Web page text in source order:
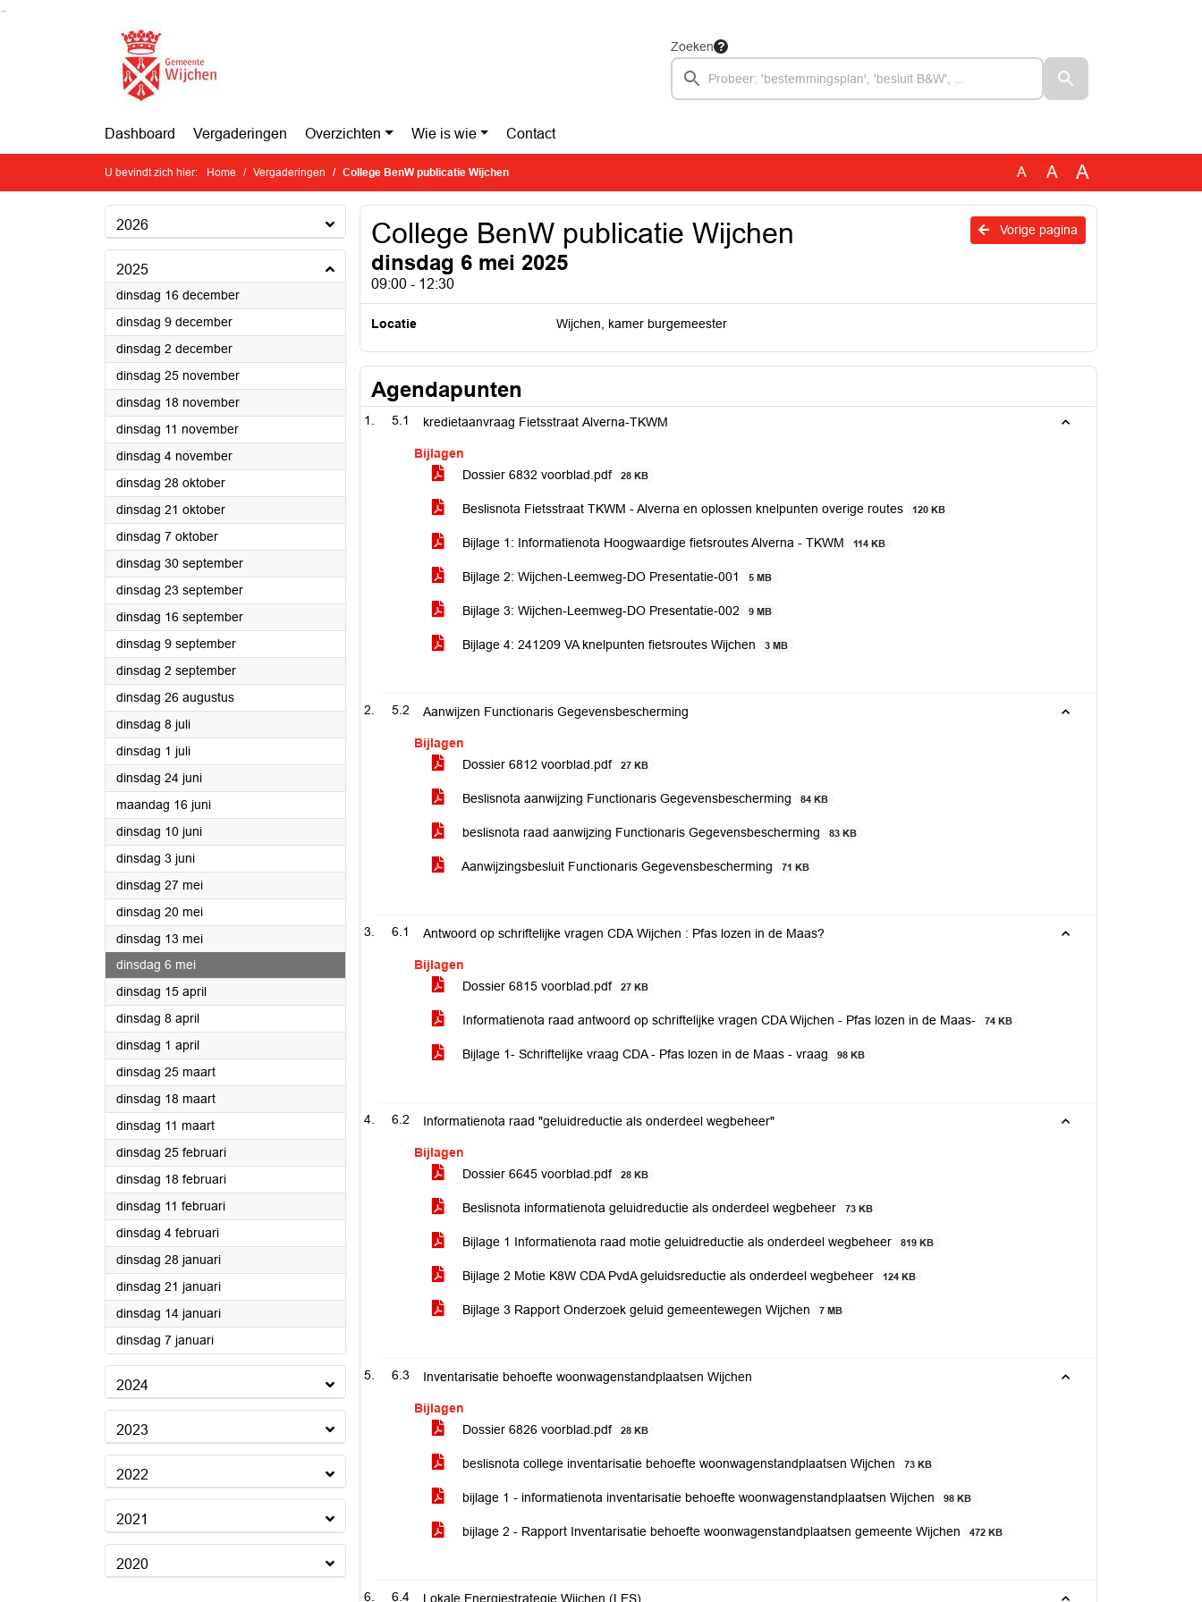
Ga naar de inhoud van deze pagina
Zoeken
Dashboard Vergaderingen Overzichten Wie is wie Contact
U bevindt zich hier: Home Vergaderingen College BenW publicatie Wijchen A A A
2026
2025
dinsdag 16 december2025
dinsdag 9 december2025
dinsdag 2 december2025
dinsdag 25 november2025
dinsdag 18 november2025
dinsdag 11 november2025
dinsdag 4 november2025
dinsdag 28 oktober2025
dinsdag 21 oktober2025
dinsdag 7 oktober2025
dinsdag 30 september2025
dinsdag 23 september2025
dinsdag 16 september2025
dinsdag 9 september2025
dinsdag 2 september2025
dinsdag 26 augustus2025
dinsdag 8 juli2025
dinsdag 1 juli2025
dinsdag 24 juni2025
maandag 16 juni2025
dinsdag 10 juni2025
dinsdag 3 juni2025
dinsdag 27 mei2025
dinsdag 20 mei2025
dinsdag 13 mei2025
dinsdag 6 mei
dinsdag 15 april2025
dinsdag 8 april2025
dinsdag 1 april2025
dinsdag 25 maart2025
dinsdag 18 maart2025
dinsdag 11 maart2025
dinsdag 25 februari2025
dinsdag 18 februari2025
dinsdag 11 februari2025
dinsdag 4 februari2025
dinsdag 28 januari2025
dinsdag 21 januari2025
dinsdag 14 januari2025
dinsdag 7 januari2025
2024
2023
2022
2021
2020
Vorige pagina
College BenW publicatie Wijchen
dinsdag 6 mei 2025
09:00 - 12:30
Locatie Wijchen, kamer burgemeester
Agendapunten
5.1 kredietaanvraag Fietsstraat Alverna-TKWM
Bijlagen
Dossier 6832 voorblad.pdf
28 KB
Beslisnota Fietsstraat TKWM - Alverna en oplossen knelpunten overige routes 120 KB
Bijlage 1: Informatienota Hoogwaardige fietsroutes Alverna - TKWM 114 KB
Bijlage 2: Wijchen-Leemweg-DO Presentatie-001 5 MB
Bijlage 3: Wijchen-Leemweg-DO Presentatie-002 9 MB
Bijlage 4: 241209 VA knelpunten fietsroutes Wijchen 3 MB
5.2 Aanwijzen Functionaris Gegevensbescherming
Bijlagen
Dossier 6812 voorblad.pdf
27 KB
Beslisnota aanwijzing Functionaris Gegevensbescherming 84 KB
beslisnota raad aanwijzing Functionaris Gegevensbescherming 83 KB
Aanwijzingsbesluit Functionaris Gegevensbescherming 71 KB
6.1 Antwoord op schriftelijke vragen CDA Wijchen : Pfas lozen in de Maas?
Bijlagen
Dossier 6815 voorblad.pdf
27 KB
Informatienota raad antwoord op schriftelijke vragen CDA Wijchen - Pfas lozen in de Maas- 74 KB
Bijlage 1- Schriftelijke vraag CDA - Pfas lozen in de Maas - vraag 98 KB
6.2 Informatienota raad "geluidreductie als onderdeel wegbeheer"
Bijlagen
Dossier 6645 voorblad.pdf
28 KB
Beslisnota informatienota geluidreductie als onderdeel wegbeheer 73 KB
Bijlage 1 Informatienota raad motie geluidreductie als onderdeel wegbeheer 819 KB
Bijlage 2 Motie K8W CDA PvdA geluidsreductie als onderdeel wegbeheer 124 KB
Bijlage 3 Rapport Onderzoek geluid gemeentewegen Wijchen 7 MB
6.3 Inventarisatie behoefte woonwagenstandplaatsen Wijchen
Bijlagen
Dossier 6826 voorblad.pdf
28 KB
beslisnota college inventarisatie behoefte woonwagenstandplaatsen Wijchen 73 KB
bijlage 1 - informatienota inventarisatie behoefte woonwagenstandplaatsen Wijchen 98 KB
bijlage 2 - Rapport Inventarisatie behoefte woonwagenstandplaatsen gemeente Wijchen 472 KB
6.4 Lokale Energiestrategie Wijchen (LES)